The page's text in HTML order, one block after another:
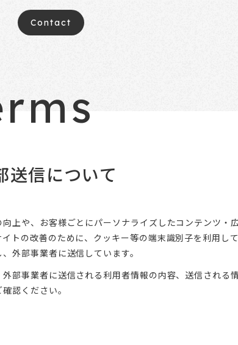
Contact
送信について
上や、お客様ごとにパーソナライズしたコンテンツ・広
トの改善のために、クッキー等の端末識別子を利用し
外部事業者に送信しています。
部事業者に送信される利用者情報の内容、送信される
認ください。